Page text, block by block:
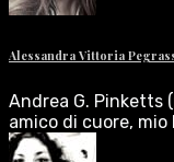
Alessandra Vittoria
Andrea G. Pinketts
amico di cuore,